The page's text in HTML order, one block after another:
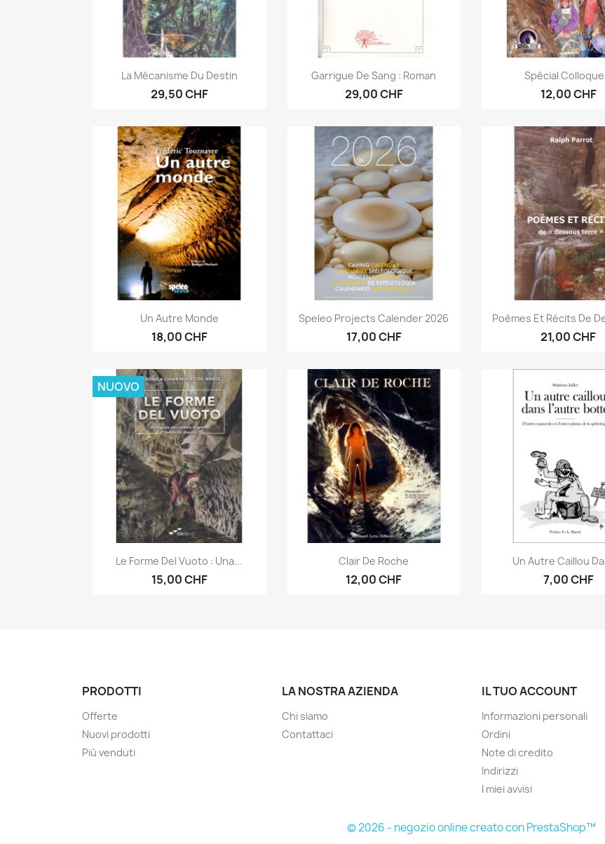
Anteprima
La Mécanisme Du Destin
29,50 CHF
Anteprima
Garrigue De Sang : Roman
29,00 CHF
Anteprima
Spécial
12,00 CHF
Anteprima
Un Autre Monde
18,00 CHF
Anteprima
Speleo Projects Calender 2026
17,00 CHF

Poèmes Et Récits De
21,00 CHF
Anteprima
Le Forme Del Vuoto : Una...
15,00 CHF
NUOVO
Anteprima
Clair De Roche
12,00 CHF

Un Autre Caillou
7,00 CHF
PRODOTTI
Offerte
Nuovi prodotti
Più venduti
LA NOSTRA AZIENDA
Chi siamo
Contattaci
IL TUO ACCOUNT
Informazioni personali
Ordini
Note di credito
Indirizzi
I miei avvisi
© 2026 - negozio online creato con PrestaShop™